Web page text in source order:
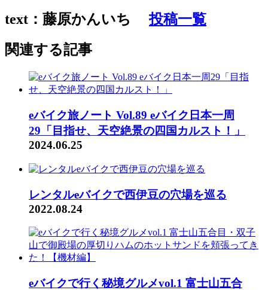
text：藤原かんいち投稿一覧
関連する記事
eバイク旅ノート Vol.89 eバイク日本一周
29「目指せ、天空絶景の四国カルスト！」
2024.06.25
レンタルeバイクで西伊豆の穴場を巡る
2022.08.24
eバイクで行く秘境グルメvol.1 富士山五合